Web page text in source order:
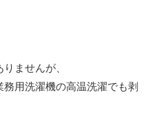
ませんが、
用洗濯機の高温洗濯でも剥